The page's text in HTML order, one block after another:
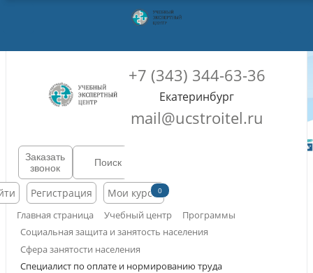
+7 (343) 344-63-36
Екатеринбург
mail@ucstroitel.ru
Заказать
звонок
Регистрация Мои курсы0
Главная страница Учебный центр
Программы
Социальная защита и занятость населения
Сфера занятости населения
Специалист по оплате и нормированию труда